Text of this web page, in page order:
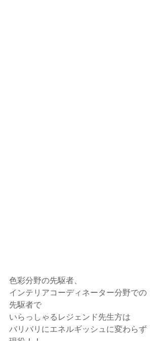
色彩分野の先駆者、
インテリアコーディネーター分野での
先駆者で
いらっしゃるレジェンド先生方は
バリバリにエネルギッシュに変わらず